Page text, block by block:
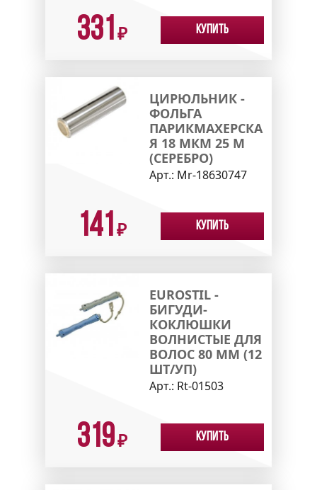
331 ₽ Купить
ЦИРЮЛЬНИК -
ФОЛЬГА
ПАРИКМАХЕРСКА
Я 18 МКМ 25 М
(СЕРЕБРО)
Арт.: Mr-18630747
141 ₽ Купить
EUROSTIL -
БИГУДИ-
КОКЛЮШКИ
ВОЛНИСТЫЕ ДЛЯ
ВОЛОС 80 ММ (12
ШТ/УП)
Арт.: Rt-01503
319₽ Купить